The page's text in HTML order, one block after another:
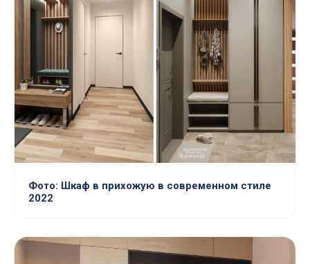
Фото: Шкаф в прихожую в современном стиле
2022